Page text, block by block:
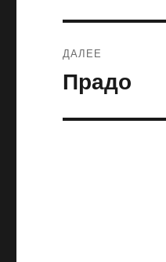
ДАЛЕЕ
Следующая
запись:
Прадо